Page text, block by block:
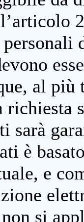
al più
sarà
è
e
si